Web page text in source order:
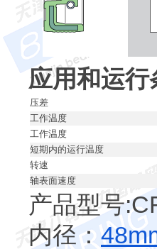
应用和运行
压差
工作温度
工作温度
短期内的运行温度
转速
轴表面速度
产品型号
内径：